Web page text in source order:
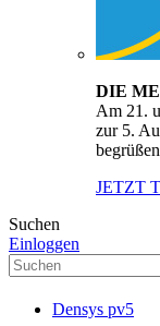
DIE
Am 21.
zur 5.
JETZT
Suchen
Einloggen
Densys pv5